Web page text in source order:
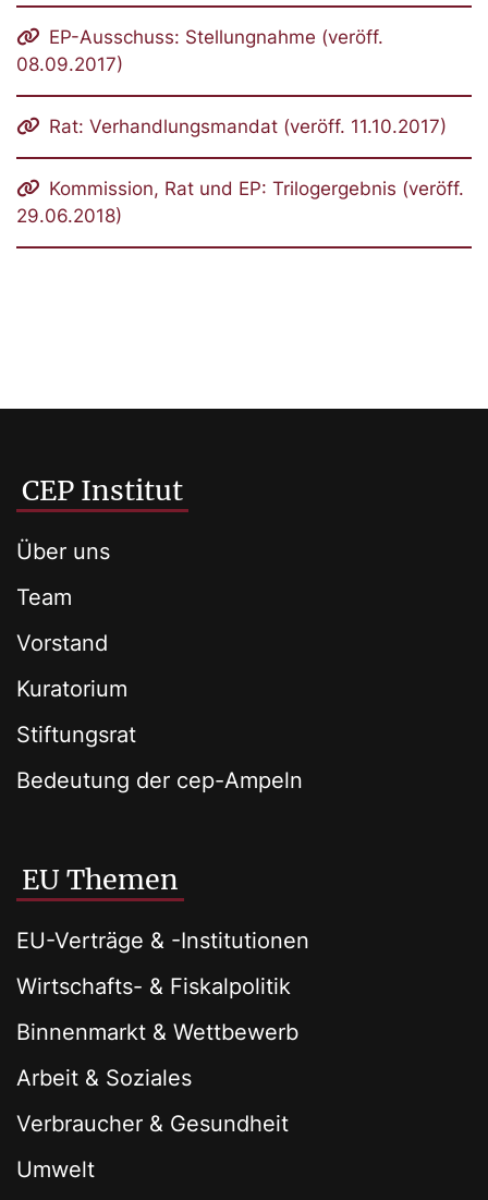
EP-Ausschuss: Stellungnahme (veröff.
08.09.2017)
Rat: Verhandlungsmandat (veröff. 11.10.2017)
Kommission, Rat und EP: Trilogergebnis (veröff.
29.06.2018)
CEP Institut
Über uns
Team
Vorstand
Kuratorium
Stiftungsrat
Bedeutung der cep-Ampeln
EU Themen
EU-Verträge & -Institutionen
Wirtschafts- & Fiskalpolitik
Binnenmarkt & Wettbewerb
Arbeit & Soziales
Verbraucher & Gesundheit
Umwelt